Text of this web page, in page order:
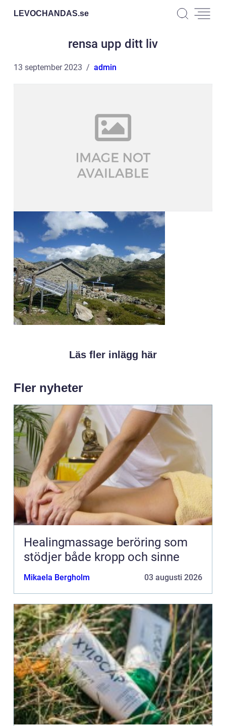
LEVOCHANDAS.se
rensa upp ditt liv
13 september 2023 admin
Läs fler inlägg här
Fler nyheter
Healingmassage beröring som
stödjer både kropp och sinne
Mikaela Bergholm 03 augusti 2026